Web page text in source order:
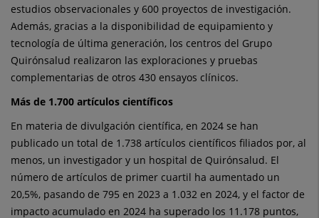
estudios observacionales y 600 proyectos de investigación.
Además, gracias a la disponibilidad de equipamiento y
tecnología de última generación, los centros del Grupo
Quirónsalud realizaron las exploraciones y pruebas
complementarias de otros 430 ensayos clínicos.
Más de 1.700 artículos científicos
En materia de divulgación científica, en 2024 se han
publicado un total de 1.738 artículos científicos filiados por, al
menos, un investigador y un hospital de Quirónsalud. El
número de artículos de primer cuartil ha aumentado un
20,5%, pasando de 795 en 2023 a 1.032 en 2024, y el factor de
impacto acumulado en 2024 ha superado los 11.178 puntos,